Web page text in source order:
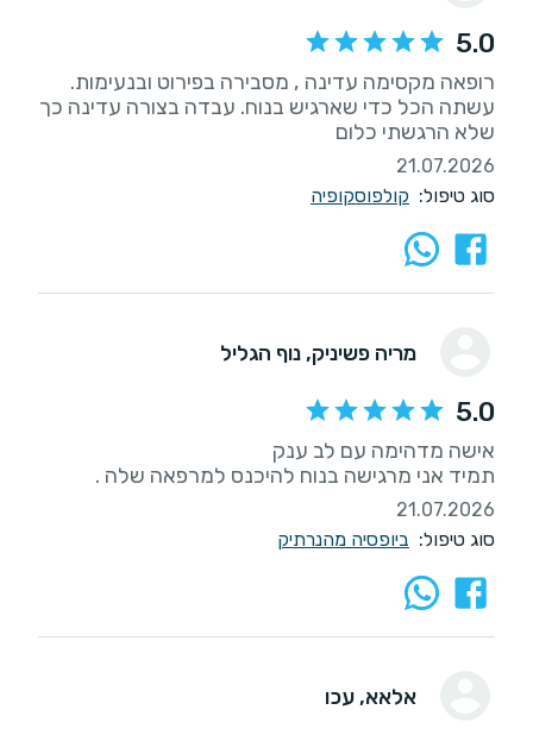
5.0
רופאה מקסימה עדינה , מסבירה בפירוט ובנעימות.
עשתה הכל כדי שארגיש בנוח. עבדה בצורה עדינה כך
שלא הרגשתי כלום
21.07.2026
סוג טיפול: קולפוסקופיה
מריה פשיניק, נוף הגליל
5.0
תמיד אני מרגישה בנוח להיכנס למרפאה שלה .
21.07.2026
סוג טיפול: ביופסיה מהנרתיק
אלאא, עכו